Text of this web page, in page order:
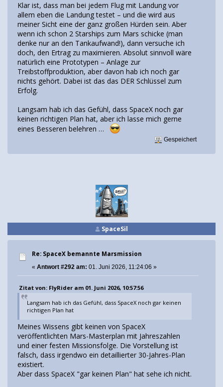
Klar ist, dass man bei jedem Flug mit Landung vor
allem eben die Landung testet – und die wird aus
meiner Sicht eine der ganz großen Hürden sein. Aber
wenn ich schon 2 Starships zum Mars schicke (man
denke nur an den Tankaufwand!), dann versuche ich
doch, den Ertrag zu maximieren. Absolut sinnvoll wäre
natürlich eine Prototypen – Anlage zur
Treibstoffproduktion, aber davon hab ich noch gar
nichts gehört. Dabei ist das das DER Schlüssel zum
Erfolg.
Langsam hab ich das Gefühl, dass SpaceX noch gar
keinen richtigen Plan hat, aber ich lasse mich gerne
eines Besseren belehren …
Gespeichert
SpaceSil
Re: SpaceX bemannte Marsmission
« Antwort #292 am: 01. Juni 2026, 11:24:06 »
Zitat von: FlyRider am 01. Juni 2026, 10:57:56
Langsam hab ich das Gefühl, dass SpaceX noch gar keinen
richtigen Plan hat
Meines Wissens gibt keinen von SpaceX
veröffentlichten Mars-Masterplan mit Jahreszahlen
und einer festen Missionsfolge. Die Vorstellung ist
falsch, dass irgendwo ein detaillierter 30-Jahres-Plan
existiert.
Aber dass SpaceX "gar keinen Plan" hat sehe ich nicht.